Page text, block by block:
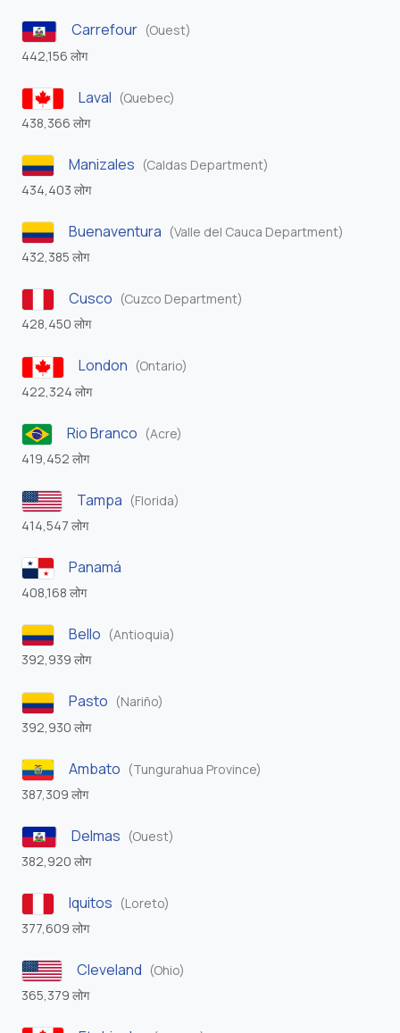
Carrefour (Ouest)
442,156 लोग
Laval (Quebec)
438,366 लोग
Manizales (Caldas Department)
434,403 लोग
Buenaventura (Valle del Cauca Department)
432,385 लोग
Cusco (Cuzco Department)
428,450 लोग
London (Ontario)
422,324 लोग
Rio Branco (Acre)
419,452 लोग
Tampa (Florida)
414,547 लोग
Panamá
408,168 लोग
Bello (Antioquia)
392,939 लोग
Pasto (Nariño)
392,930 लोग
Ambato (Tungurahua Province)
387,309 लोग
Delmas (Ouest)
382,920 लोग
Iquitos (Loreto)
377,609 लोग
Cleveland (Ohio)
365,379 लोग